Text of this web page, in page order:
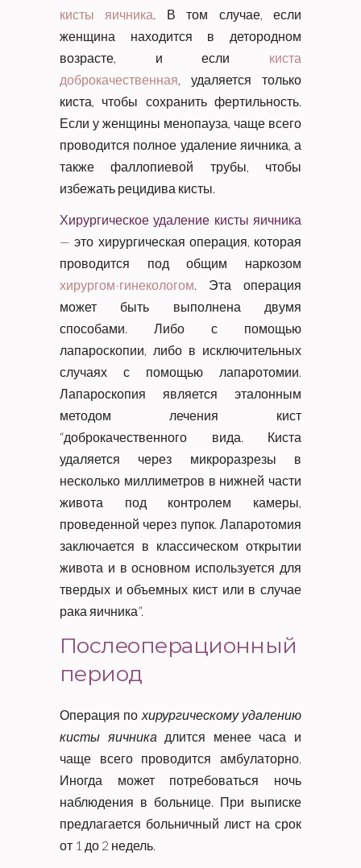
кисты яичника. В том случае, если
женщина находится в детородном
возрасте, и если киста
доброкачественная, удаляется только
киста, чтобы сохранить фертильность.
Если у женщины менопауза, чаще всего
проводится полное удаление яичника, а
также фаллопиевой трубы, чтобы
избежать рецидива кисты.
Хирургическое удаление кисты яичника
— это хирургическая операция, которая
проводится под общим наркозом
хирургом-гинекологом. Эта операция
может быть выполнена двумя
способами. Либо с помощью
лапароскопии, либо в исключительных
случаях с помощью лапаротомии.
Лапароскопия является эталонным
методом лечения кист
“доброкачественного вида. Киста
удаляется через микроразрезы в
несколько миллиметров в нижней части
живота под контролем камеры,
проведенной через пупок. Лапаротомия
заключается в классическом открытии
живота и в основном используется для
твердых и объемных кист или в случае
рака яичника”.
Послеоперационный
период
Операция по хирургическому удалению
кисты яичника длится менее часа и
чаще всего проводится амбулаторно.
Иногда может потребоваться ночь
наблюдения в больнице. При выписке
предлагается больничный лист на срок
от 1 до 2 недель.